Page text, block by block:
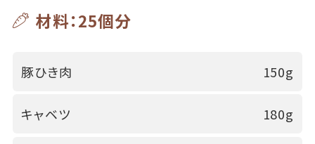
材料：25個分
豚ひき肉 150g
キャベツ 180g